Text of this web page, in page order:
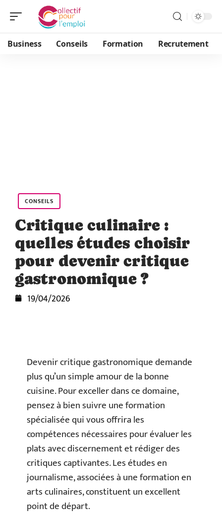
Business Conseils Formation Recrutement
CONSEILS
Critique culinaire :
quelles études choisir
pour devenir critique
gastronomique ?
19/04/2026
Devenir critique gastronomique demande
plus qu’un simple amour de la bonne
cuisine. Pour exceller dans ce domaine,
pensez à bien suivre une formation
spécialisée qui vous offrira les
compétences nécessaires pour évaluer les
plats avec discernement et rédiger des
critiques captivantes. Les études en
journalisme, associées à une formation en
arts culinaires, constituent un excellent
point de départ.